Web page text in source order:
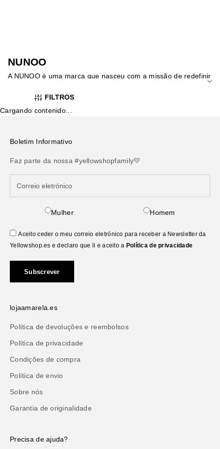
NUNOO
A NUNOO é uma marca que nasceu com a missão de redefinir
versatilidade. Inspirada num estilo urbano moderno, as suas
coleções apresentam peças essenciais que se destacam pelo
e cosmopolita, ideal para quem procura um look moderno sem
Yellowshop e transforme o seu dia a dia numa afirmação de
FILTROS
Cargando contenido...
Boletim Informativo
Faz parte da nossa #yellowshopfamily💛
Mulher Homem
Aceito ceder o meu correio eletrónico para receber a Newsletter da
Yellowshop.es e declaro que li e aceito a Política de privacidade
Subscrever
lojaamarela.es
Política de devoluções e reembolsos
Política de privacidade
Condições de compra
Política de envio
Sobre nós
Garantia de originalidade
Precisa de ajuda?